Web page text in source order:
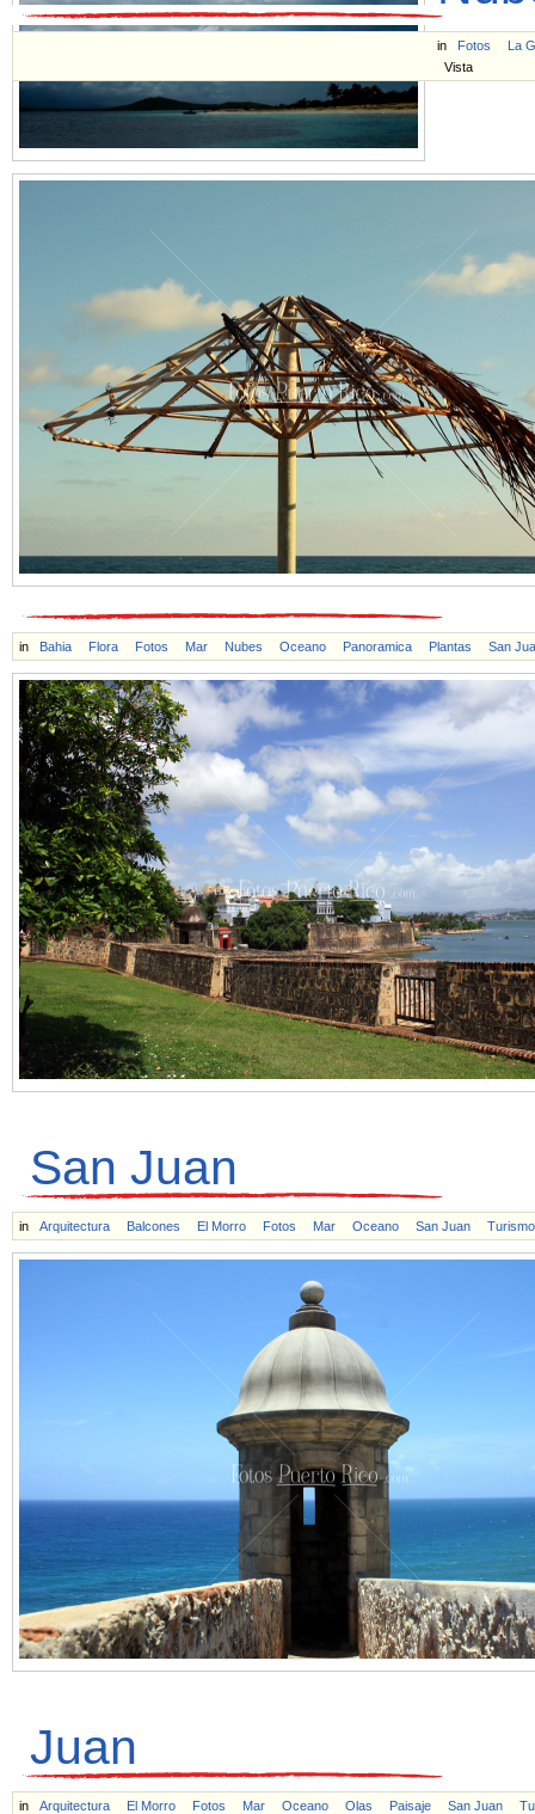
in Fotos
La
Vista
in Bahia Flora Fotos Mar Nubes Oceano Panoramica Plantas San
San Juan
in Arquitectura Balcones El Morro Fotos Mar Oceano San Juan Turismo
Juan
in Arquitectura El Morro Fotos Mar Oceano Olas Paisaje San Juan